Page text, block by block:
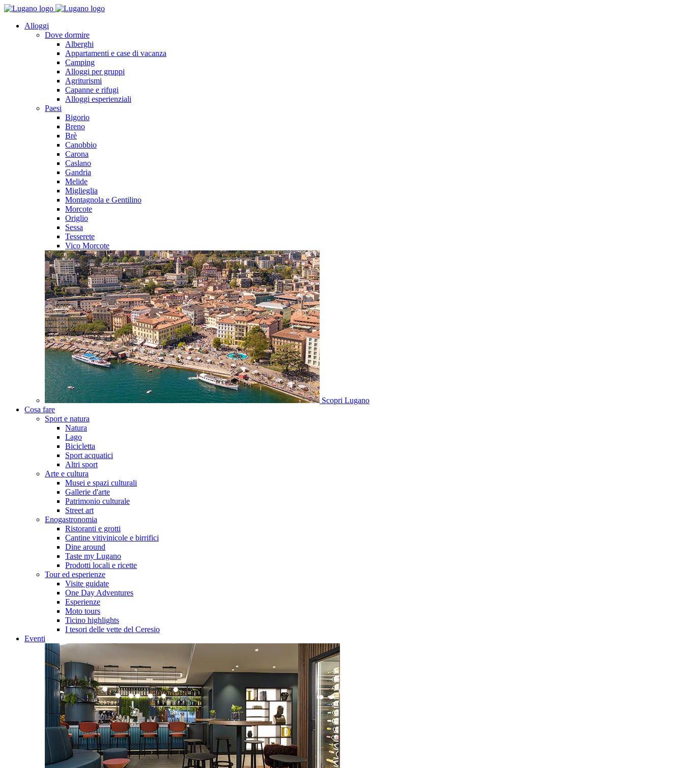
Alloggi
Dove dormire
Alberghi
Appartamenti e case di vacanza
Camping
Alloggi per gruppi
Agriturismi
Capanne e rifugi
Alloggi esperienziali
Paesi
Bigorio
Breno
Brè
Canobbio
Carona
Caslano
Gandria
Melide
Miglieglia
Montagnola e Gentilino
Morcote
Origlio
Sessa
Tesserete
Vico Morcote
Scopri Lugano
Cosa fare
Sport e natura
Natura
Lago
Bicicletta
Sport acquatici
Altri sport
Arte e cultura
Musei e spazi culturali
Gallerie d'arte
Patrimonio culturale
Street art
Enogastronomia
Ristoranti e grotti
Cantine vitivinicole e birrifici
Dine around
Taste my Lugano
Prodotti locali e ricette
Tour ed esperienze
Visite guidate
One Day Adventures
Esperienze
Moto tours
Ticino highlights
I tesori delle vette del Ceresio
Eventi